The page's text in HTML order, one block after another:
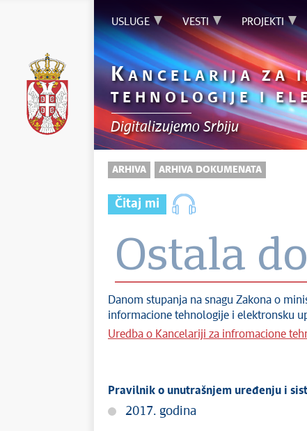
USLUGE VESTI PROJEKTI
KANCELARIJA ZA
TEHNOLOGIJE I
Digitalizujemo Srbiju
ARHIVA ARHIVA DOKUMENATA
Čitaj mi
Ostala
Danom stupanja na snagu Zakona o
informacione tehnologije i elektronsku
Uredba o Kancelariji za infromacione
Pravilnik o unutrašnjem uređenju i
2017. godina